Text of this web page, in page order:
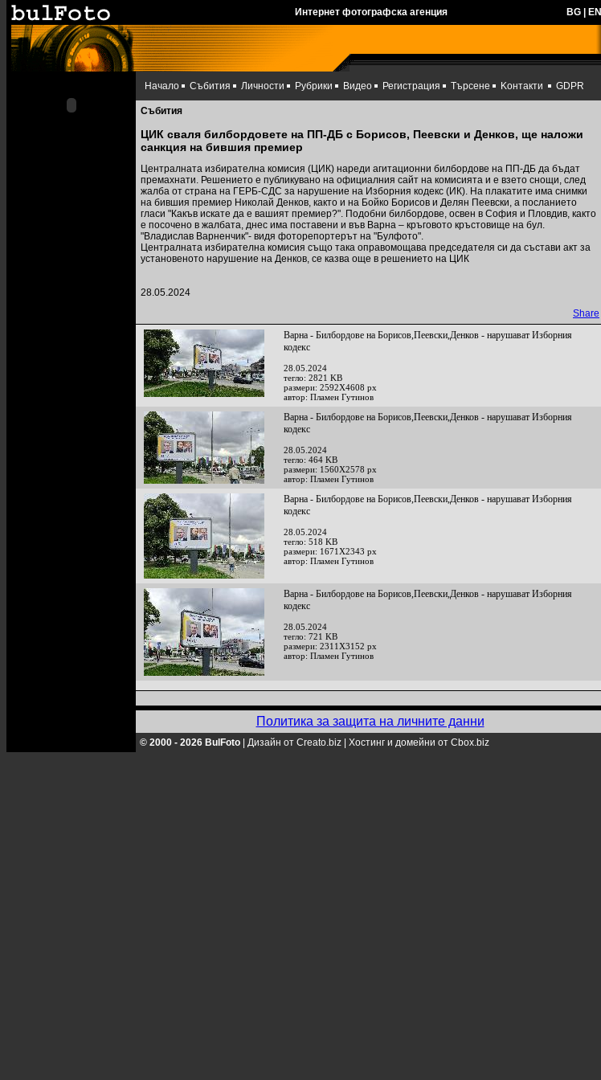
Интернет фотографска агенция BG EN
Начало Събития Личности Рубрики Видео Регистрация Търсене Kонтакти GDPR
Събития
ЦИК сваля билбордовете на ПП-ДБ с Борисов, Пеевски и Денков, ще наложи
санкция на бившия премиер
Централната избирателна комисия (ЦИК) нареди агитационни билбордове на ПП-ДБ да бъдат
премахнати. Решението е публикувано на официалния сайт на комисията и е взето снощи, след
жалба от страна на ГЕРБ-СДС за нарушение на Изборния кодекс (ИК). На плакатите има снимки
на бившия премиер Николай Денков, както и на Бойко Борисов и Делян Пеевски, а посланието
гласи "Какъв искате да е вашият премиер?". Подобни билбордове, освен в София и Пловдив, както
е посочено в жалбата, днес има поставени и във Варна – кръговото кръстовище на бул.
"Владислав Варненчик"- видя фоторепортерът на "Булфото".
Централната избирателна комисия също така оправомощава председателя си да състави акт за
установеното нарушение на Денков, се казва още в решението на ЦИК
28.05.2024
Share
Варна - Билбордове на Борисов,Пеевски,Денков - нарушават Изборния
кодекс
28.05.2024
тегло: 2821 KB
размери: 2592X4608 px
автор: Пламен Гутинов
Варна - Билбордове на Борисов,Пеевски,Денков - нарушават Изборния
кодекс
28.05.2024
тегло: 464 KB
размери: 1560X2578 px
автор: Пламен Гутинов
Варна - Билбордове на Борисов,Пеевски,Денков - нарушават Изборния
кодекс
28.05.2024
тегло: 518 KB
размери: 1671X2343 px
автор: Пламен Гутинов
Варна - Билбордове на Борисов,Пеевски,Денков - нарушават Изборния
кодекс
28.05.2024
тегло: 721 KB
размери: 2311X3152 px
автор: Пламен Гутинов
Политика за защита на личните данни
© 2000 - 2026 BulFoto Дизайн от Creato.biz Хостинг и домейни от Cbox.biz